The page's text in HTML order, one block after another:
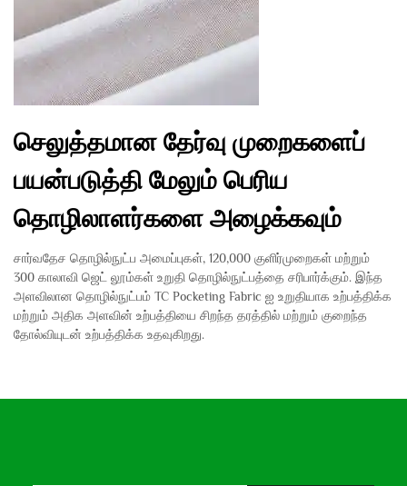
செலுத்தமான தேர்வு முறைகளைப்
பயன்படுத்தி மேலும் பெரிய
தொழிலாளர்களை அழைக்கவும்
சார்வதேச தொழில்நுட்ப அமைப்புகள், 120,000 குளிர்முறைகள் மற்றும்
300 காலாவி ஜெட் லூம்கள் உறுதி தொழில்நுட்பத்தை சரிபார்க்கும். இந்த
அளவிலான தொழில்நுட்பம் TC Pocketing Fabric ஐ உறுதியாக உற்பத்திக்க
மற்றும் அதிக அளவின் உற்பத்தியை சிறந்த தரத்தில் மற்றும் குறைந்த
தோல்வியுடன் உற்பத்திக்க உதவுகிறது.